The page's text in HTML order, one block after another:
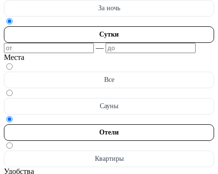
За ночь
Сутки
—
Места
Все
Сауны
Отели
Квартиры
Удобства